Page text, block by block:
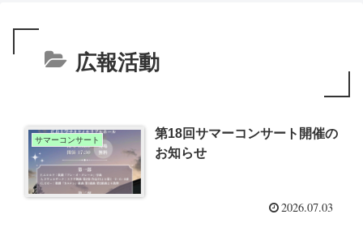
広報活動
サマーコンサート
第18回サマーコンサート開催の
お知らせ
2026.07.03